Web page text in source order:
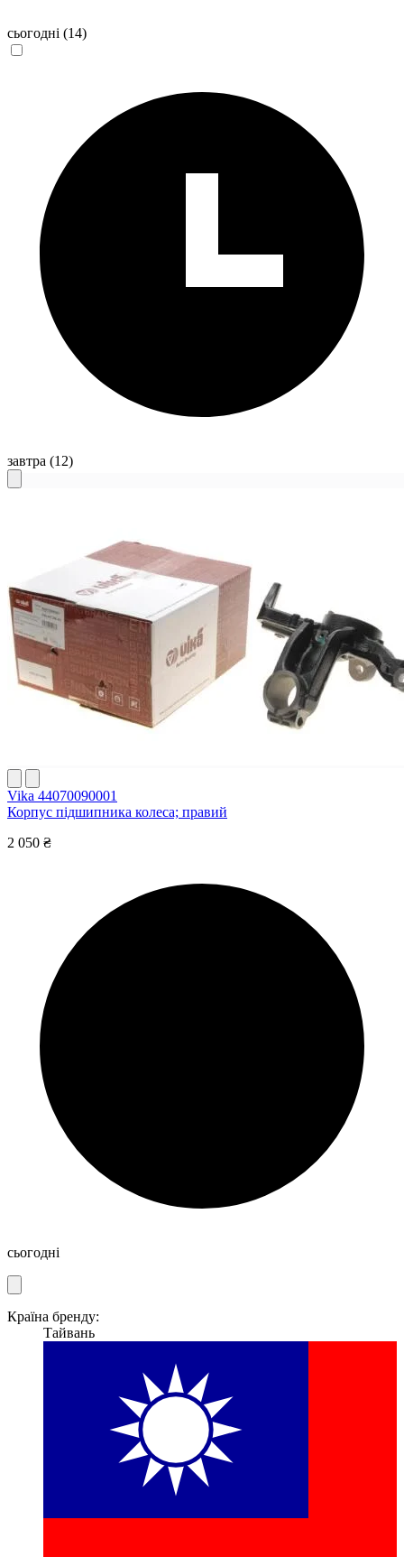
сьогодні (14)
завтра (12)
Vika 44070090001
Корпус підшипника колеса; правий
2 050 ₴
сьогодні
Країна бренду:
Тайвань